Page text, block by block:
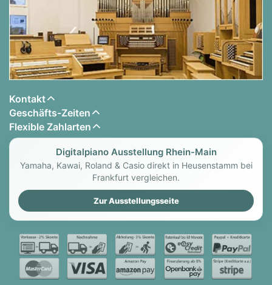
Kontakt
Geschäfts-Zeiten
Flexible Zahlarten
Digitalpiano Ausstellung Rhein-Main
Yamaha, Kawai, Roland & Casio direkt in Heusenstamm bei
Frankfurt vergleichen.
Zur Ausstellungsseite